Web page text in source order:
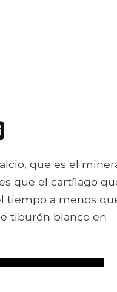
que es el
que el cartílago
tiempo a menos
tiburón blanco en